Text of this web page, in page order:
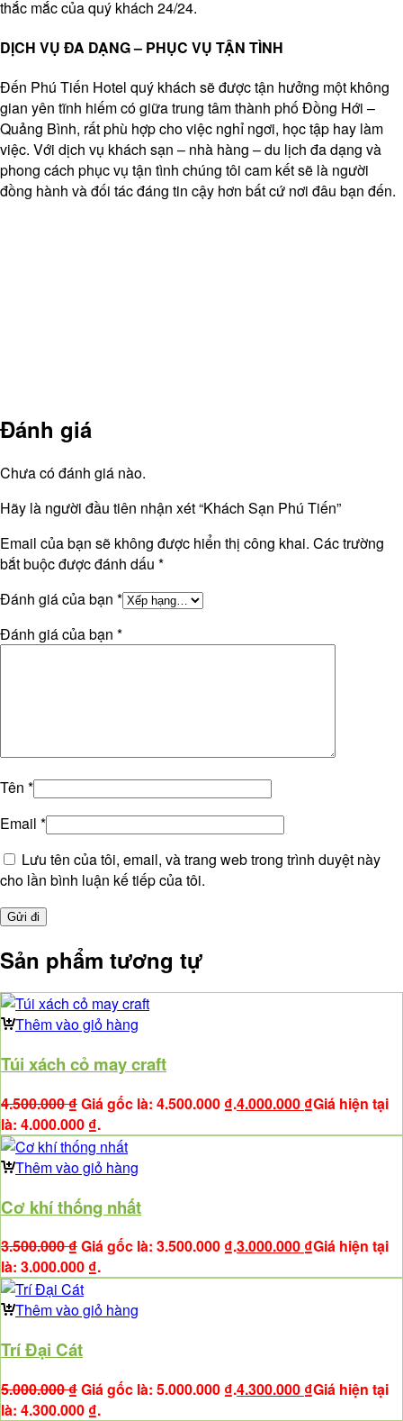
thắc mắc của quý khách 24/24.
DỊCH VỤ ĐA DẠNG – PHỤC VỤ TẬN TÌNH
Đến Phú Tiến Hotel quý khách sẽ được tận hưởng một không
gian yên tĩnh hiếm có giữa trung tâm thành phố Đồng Hới –
Quảng Bình, rất phù hợp cho việc nghỉ ngơi, học tập hay làm
việc. Với dịch vụ khách sạn – nhà hàng – du lịch đa dạng và
phong cách phục vụ tận tình chúng tôi cam kết sẽ là người
đồng hành và đối tác đáng tin cậy hơn bất cứ nơi đâu bạn đến.
Đánh giá
Chưa có đánh giá nào.
Hãy là người đầu tiên nhận xét “Khách Sạn Phú Tiến”
Email của bạn sẽ không được hiển thị công khai. Các trường
bắt buộc được đánh dấu *
Đánh giá của bạn *
Đánh giá của bạn *
Tên *
Email *
Lưu tên của tôi, email, và trang web trong trình duyệt này
cho lần bình luận kế tiếp của tôi.
Sản phẩm tương tự
Thêm vào giỏ hàng
Túi xách cỏ may craft
4.500.000₫Giá gốc là: 4.500.000 ₫.4.000.000 ₫Giá hiện tại
là: 4.000.000 ₫.
Thêm vào giỏ hàng
Cơ khí thống nhất
3.500.000₫Giá gốc là: 3.500.000 ₫.3.000.000 ₫Giá hiện tại
là: 3.000.000 ₫.
Thêm vào giỏ hàng
Trí Đại Cát
5.000.000₫Giá gốc là: 5.000.000 ₫.4.300.000 ₫Giá hiện tại
là: 4.300.000 ₫.